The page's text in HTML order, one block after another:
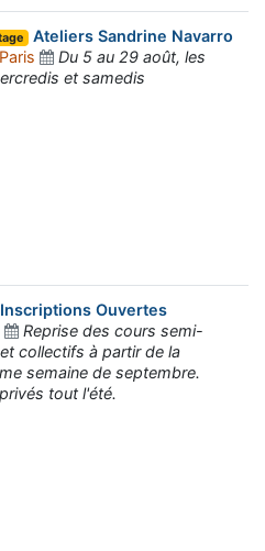
Ateliers Sandrine Navarro
Du 5 au 29 août, les
et samedis
Ouvertes
Reprise des cours semi-
collectifs à partir de la
semaine de septembre.
tout l'été.